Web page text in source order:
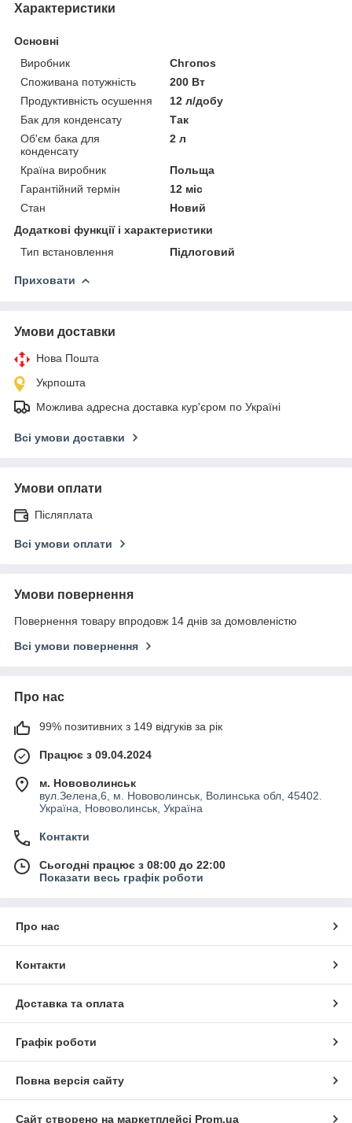
Характеристики
Основні
Виробник
Сһгопоѕ
Споживана потужність
200 Вт
Продуктивність осушення
12 л/добу
Бак для конденсату
Так
Об'єм бака для
конденсату
2 л
Країна виробник
Польща
Гарантійний термін
12 міс
Стан
Новий
Додаткові функції і характеристики
Тип встановлення
Підлоговий
Приховати
Умови доставки
Нова Пошта
Укрпошта
Можлива адресна доставка кур'єром по Україні
Всі умови доставки
Умови оплати
Післяплата
Всі умови оплати
Умови повернення
Повернення товару впродовж 14 днів за домовленістю
Всі умови повернення
Про нас
99% позитивних з 149 відгуків за рік
Працює з 09.04.2024
м. Нововолинськ
вул.Зелена,6, м. Нововолинськ, Волинська обл, 45402.
Україна, Нововолинськ, Україна
Контакти
Сьогодні працює з 08:00 до 22:00
Показати весь графік роботи
Про нас
Контакти
Доставка та оплата
Графік роботи
Повна версія сайту
Сайт створено на маркетплейсі Prom.ua